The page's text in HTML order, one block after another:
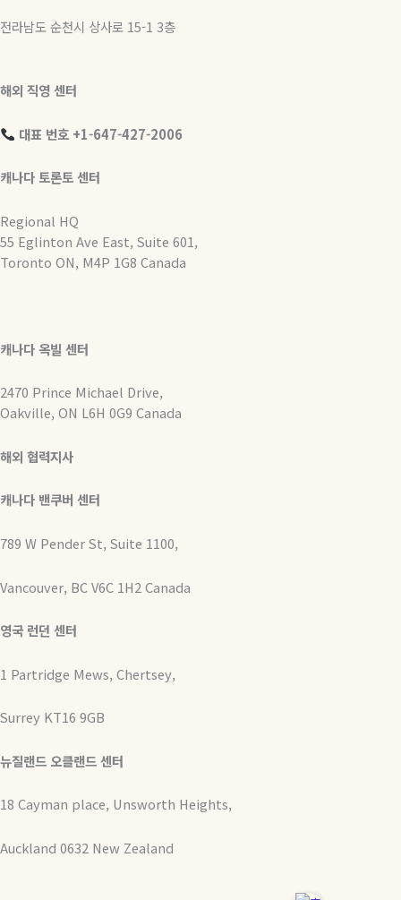
전라남도 순천시 상사로 15-1 3층
해외 직영 센터
대표 번호 +1-647-427-2006
캐나다 토론토 센터
Regional HQ
55 Eglinton Ave East, Suite 601,
Toronto ON, M4P 1G8 Canada
캐나다 옥빌 센터
2470 Prince Michael Drive,
Oakville, ON L6H 0G9 Canada
해외 협력지사
캐나다 밴쿠버 센터
789 W Pender St, Suite 1100,
Vancouver, BC V6C 1H2 Canada
영국 런던 센터
1 Partridge Mews, Chertsey,
Surrey KT16 9GB
뉴질랜드 오클랜드 센터
18 Cayman place, Unsworth Heights,
Auckland 0632 New Zealand